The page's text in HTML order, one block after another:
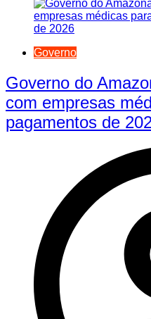
Governo
Governo do
com empresas
pagamentos de